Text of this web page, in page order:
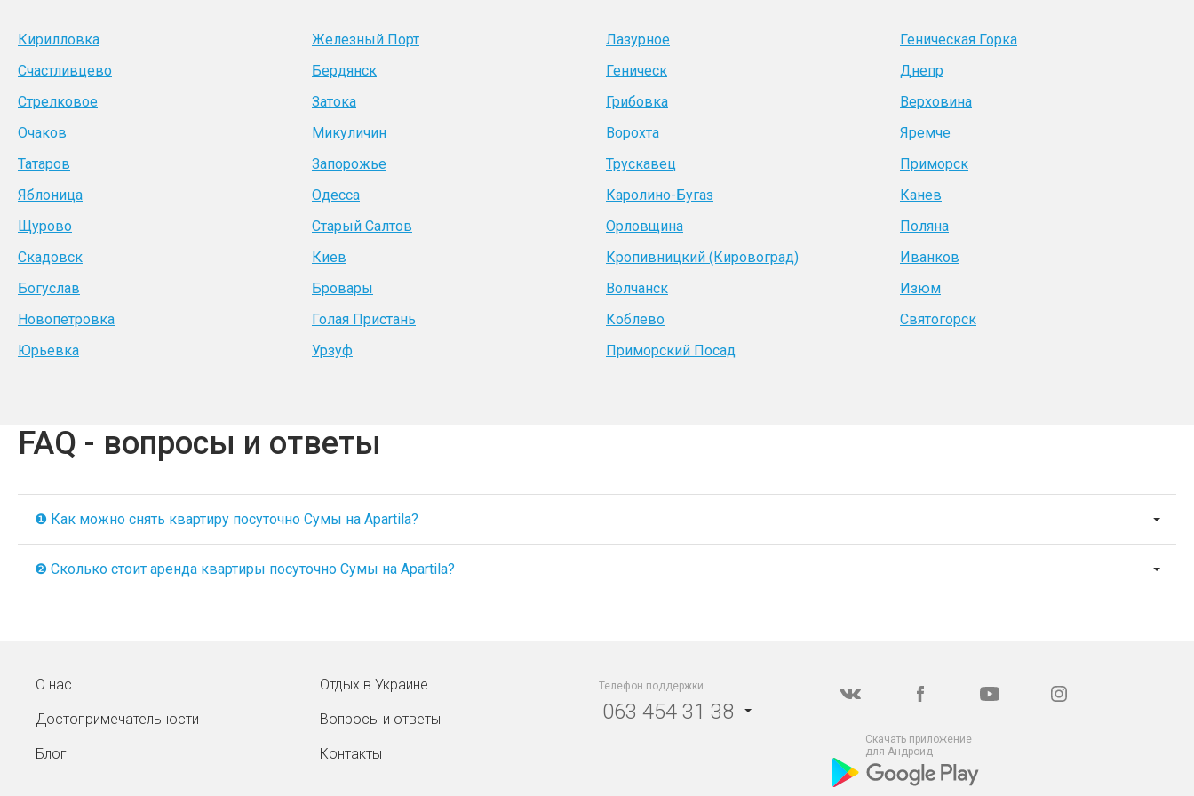
Кирилловка Железный Порт Лазурное
Геническая Горка
Счастливцево
Бердянск Геническ
Днепр
Стрелковое
Затока Грибовка
Верховина
Очаков
Микуличин Ворохта
Яремче
Татаров
Запорожье Трускавец
Приморск
Яблоница
Одесса Каролино-Бугаз
Канев
Щурово
Старый Салтов Орловщина
Поляна
Скадовск
Киев Кропивницкий (Кировоград)
Иванков
Богуслав
Бровары Волчанск
Изюм
Новопетровка
Голая Пристань Коблево
Святогорск
Юрьевка
Урзуф Приморский Посад
FAQ - вопросы и ответы
❶ Как можно снять квартиру посуточно Сумы на Apartila?
❷ Сколько стоит аренда квартиры посуточно Сумы на Apartila?
О нас
Достопримечательности
Блог
Отдых в Украине
Вопросы и ответы
Контакты
Телефон поддержки
063 454 31 38
Скачать приложение
для Андроид